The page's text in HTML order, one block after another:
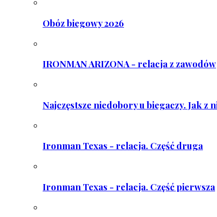
Obóz biegowy 2026
IRONMAN ARIZONA - relacja z zawodów
Najczęstsze niedobory u biegaczy. Jak z
Ironman Texas - relacja. Część druga
Ironman Texas - relacja. Część pierwsza